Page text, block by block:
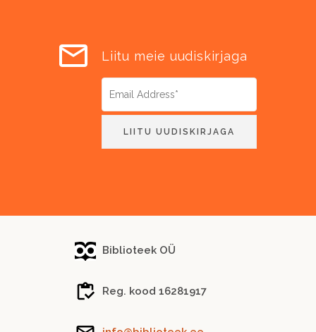
Liitu meie uudiskirjaga
Biblioteek OÜ
Reg. kood 16281917